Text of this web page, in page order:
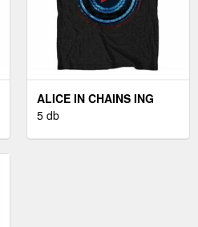
ALICE IN CHAINS ING
PLAYED UNISEX BLACK
5 db